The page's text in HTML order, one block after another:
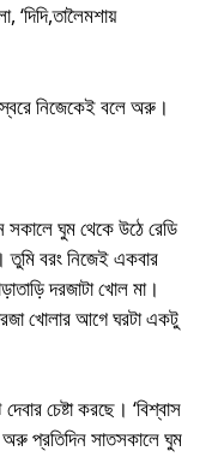
নিজেকেই বলে অরু।
সকালে ঘুম থেকে উঠে রেডি
তুমি বরং নিজেই একবার
দরজাটা খোল মা।
খোলার আগে ঘরটা একটু
চেষ্টা করছে। ‘বিশ্বাস
প্রতিদিন সাতসকালে ঘুম